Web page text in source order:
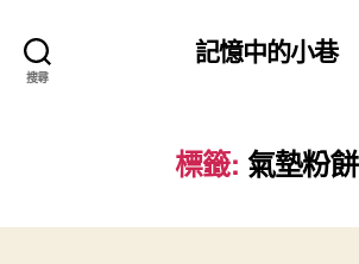
搜尋
記憶中的小巷
標籤: 氣墊粉餅